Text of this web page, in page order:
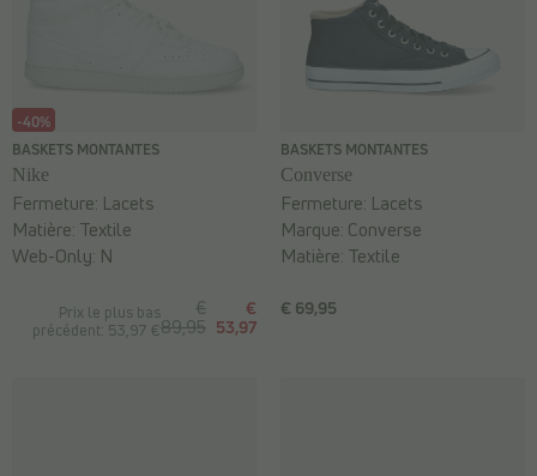
-40%
BASKETS MONTANTES
Nike
Prix le plus bas
précédent: 53,97 €
€
89,95
€
53,97
Fermeture: Lacets
Matière: Textile
Web-Only: N
BASKETS MONTANTES
Converse
€ 69,95
Fermeture: Lacets
Marque: Converse
Matière: Textile